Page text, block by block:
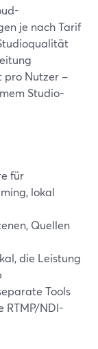
je nach Tarif
pro Nutzer –
Studio-
für
lokal
Quellen
die Leistung
Tools
RTMP/NDI-